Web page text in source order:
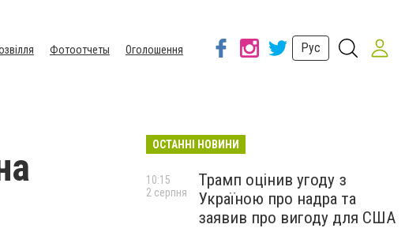
Фотоотчеты
Оголошення
Рус
ОСТАННІ НОВИНИ
Трамп оцінив угоду з
Україною про надра та
заявив про вигоду для США
10:15
2 серпня